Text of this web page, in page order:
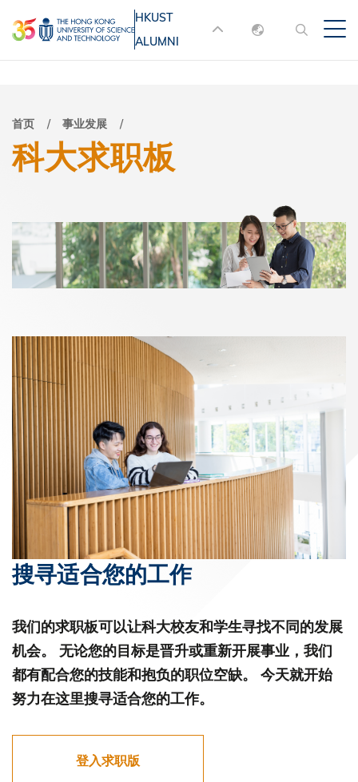
转
到
内
容
MORE ABOUT HKUST
UNIVERSITY NEWS
ACADEMIC
LIFE@HKUST
MAP & DIRECTIONS
HKUST
ALUMNI
English
面
包
首页 事业发展
科大求职板
搜寻适合您的工作
我们的求职板可以让科大校友和学生寻找不同的发展
机会。 无论您的目标是晋升或重新开展事业，我们
都有配合您的技能和抱负的职位空缺。 今天就开始
努力在这里搜寻适合您的工作。
登入求职版